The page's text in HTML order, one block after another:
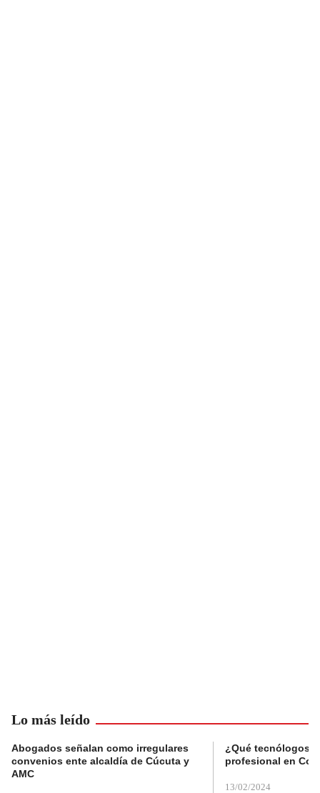
Lo más leído
Abogados señalan como irregulares
convenios ente alcaldía de Cúcuta y
AMC
¿Qué tecnólogos
profesional en
13/02/2024